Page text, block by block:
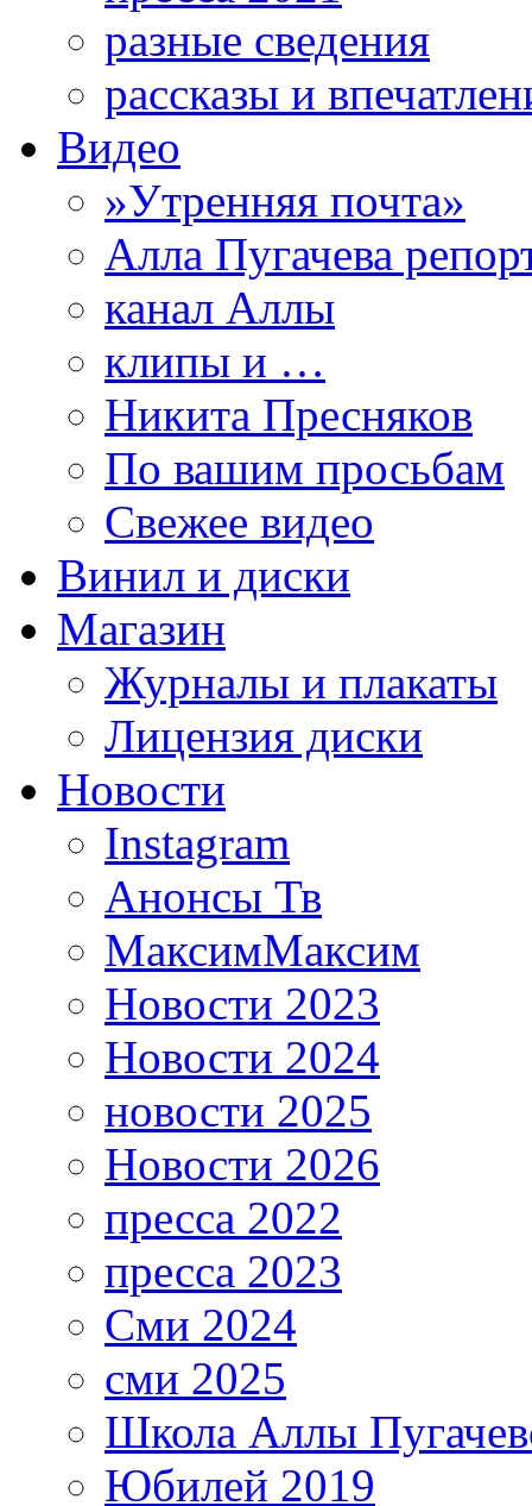
разные сведения
рассказы и
Видео
»Утренняя почта»
Алла Пугачева
канал Аллы
клипы и …
Никита Пресняков
По вашим просьбам
Свежее видео
Винил и диски
Магазин
Журналы и плакаты
Лицензия диски
Новости
Instagram
Анонсы Тв
МаксимМаксим
Новости 2023
Новости 2024
новости 2025
Новости 2026
пресса 2022
пресса 2023
Сми 2024
сми 2025
Школа Аллы
Юбилей 2019